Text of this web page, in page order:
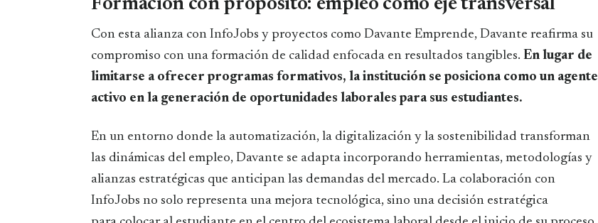
Formación con propósito: empleo como eje transversal
Con esta alianza con InfoJobs y proyectos como Davante Emprende, Davante reafirma su
compromiso con una formación de calidad enfocada en resultados tangibles. En lugar de
limitarse a ofrecer programas formativos, la institución se posiciona como un agente
activo en la generación de oportunidades laborales para sus estudiantes.
En un entorno donde la automatización, la digitalización y la sostenibilidad transforman
las dinámicas del empleo, Davante se adapta incorporando herramientas, metodologías y
alianzas estratégicas que anticipan las demandas del mercado. La colaboración con
InfoJobs no solo representa una mejora tecnológica, sino una decisión estratégica